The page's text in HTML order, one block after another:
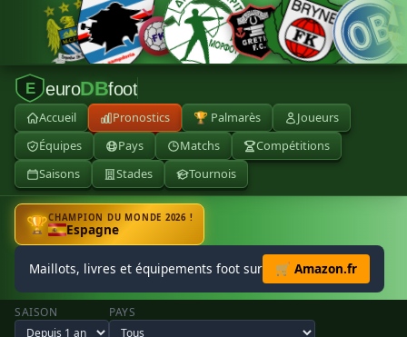
E euroDBfoot
Accueil Pronostics 🏆 Palmarès
Joueurs
Équipes
Pays Matchs
Compétitions
Saisons
Stades Tournois
🏆CHAMPION DU MONDE 2026 !
Espagne
Maillots, livres et équipements foot sur 🛒 Amazon.fr
SAISON PAYS